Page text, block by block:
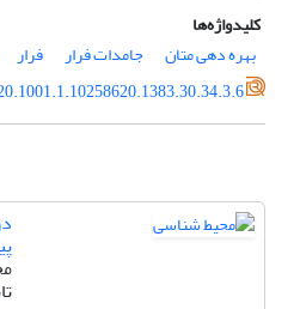
کلیدواژه‌ها
بهره دهی متان
جامدات فرار فرار